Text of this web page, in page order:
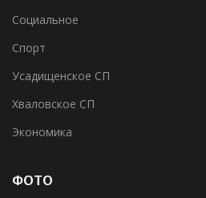
Социальное
Спорт
Усадищенское СП
Хваловское СП
Экономика
ФОТО